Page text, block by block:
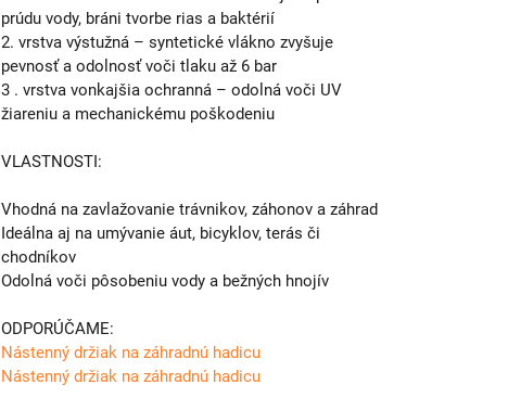
prúdu vody, bráni tvorbe rias a baktérií
2. vrstva výstužná – syntetické vlákno zvyšuje
pevnosť a odolnosť voči tlaku až 6 bar
3 . vrstva vonkajšia ochranná – odolná voči UV
žiareniu a mechanickému poškodeniu
VLASTNOSTI:
Vhodná na zavlažovanie trávnikov, záhonov a záhrad
Ideálna aj na umývanie áut, bicyklov, terás či
chodníkov
Odolná voči pôsobeniu vody a bežných hnojív
ODPORÚČAME:
Nástenný držiak na záhradnú hadicu
Nástenný držiak na záhradnú hadicu